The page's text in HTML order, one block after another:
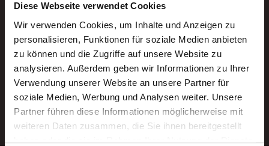
Diese Webseite verwendet Cookies
Wir verwenden Cookies, um Inhalte und Anzeigen zu
personalisieren, Funktionen für soziale Medien anbieten
zu können und die Zugriffe auf unsere Website zu
analysieren. Außerdem geben wir Informationen zu Ihrer
Verwendung unserer Website an unsere Partner für
soziale Medien, Werbung und Analysen weiter. Unsere
Partner führen diese Informationen möglicherweise mit
weiteren Daten zusammen, die Sie ihnen bereitgestellt
Neue Stellen per E-Mail.
Ein kostenloser Service von AWO
Jobs.
E-Mail-Adresse eintragen